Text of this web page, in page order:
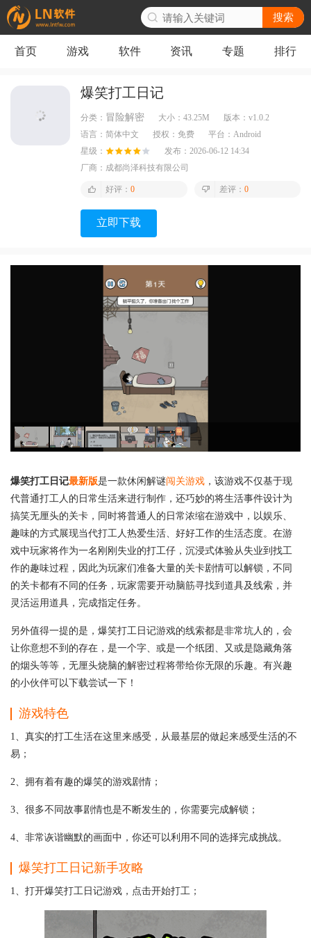
搜索
首页 游戏 软件 资讯 专题 排行
爆笑打工日记
分类： 冒险解密 大小： 43.25M 版本： v1.0.2
语言： 简体中文 授权： 免费 平台： Android
星级：
发布： 2026-06-12 14:34
厂商： 成都尚泽科技有限公司
好评： 0 差评： 0
立即下载
爆笑打工日记最新版是一款休闲解谜闯关游戏 ，该游戏不仅基于现
代普通打工人的日常生活来进行制作，还巧妙的将生活事件设计为
搞笑无厘头的关卡，同时将普通人的日常浓缩在游戏中，以娱乐、
趣味的方式展现当代打工人热爱生活、好好工作的生活态度。在游
戏中玩家将作为一名刚刚失业的打工仔，沉浸式体验从失业到找工
作的趣味过程，因此为玩家们准备大量的关卡剧情可以解锁，不同
的关卡都有不同的任务，玩家需要开动脑筋寻找到道具及线索，并
灵活运用道具，完成指定任务。
另外值得一提的是，爆笑打工日记游戏的线索都是非常坑人的，会
让你意想不到的存在，是一个字、或是一个纸团、又或是隐藏角落
的烟头等等，无厘头烧脑的解密过程将带给你无限的乐趣。有兴趣
的小伙伴可以下载尝试一下！
游戏特色
1、真实的打工生活在这里来感受，从最基层的做起来感受生活的不
易；
2、拥有着有趣的爆笑的游戏剧情；
3、很多不同故事剧情也是不断发生的，你需要完成解锁；
4、非常诙谐幽默的画面中，你还可以利用不同的选择完成挑战。
爆笑打工日记新手攻略
1、打开爆笑打工日记游戏，点击开始打工；